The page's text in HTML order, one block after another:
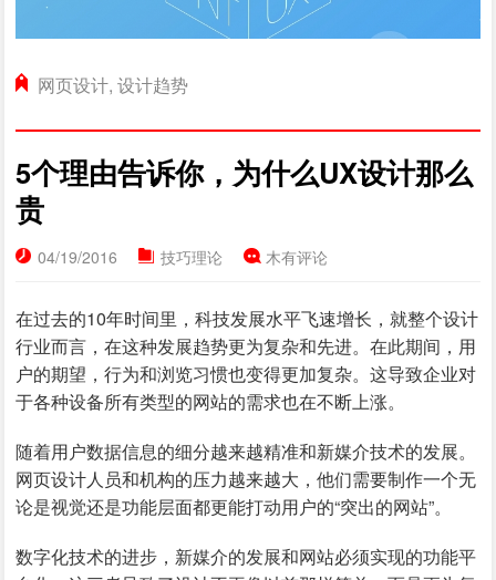
网页设计,设计趋势
5个理由告诉你，为什么UX设计那么
贵
04/19/2016 技巧理论 木有评论
在过去的10年时间里，科技发展水平飞速增长，就整个设计
行业而言，在这种发展趋势更为复杂和先进。在此期间，用
户的期望，行为和浏览习惯也变得更加复杂。这导致企业对
于各种设备所有类型的网站的需求也在不断上涨。
随着用户数据信息的细分越来越精准和新媒介技术的发展。
网页设计人员和机构的压力越来越大，他们需要制作一个无
论是视觉还是功能层面都更能打动用户的“突出的网站”。
数字化技术的进步，新媒介的发展和网站必须实现的功能平